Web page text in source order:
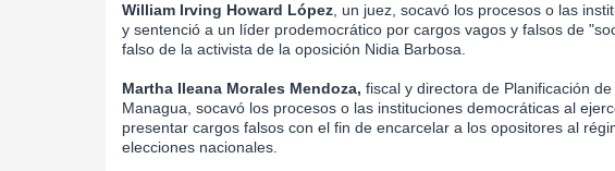
William Irving Howard López , un juez, socavó los procesos o las
y sentenció a un líder prodemocrático por cargos vagos y falsos de
falso de la activista de la oposición Nidia Barbosa.
Martha Ileana Morales Mendoza, fiscal y directora de Planificación
Managua, socavó los procesos o las instituciones democráticas al
presentar cargos falsos con el fin de encarcelar a los opositores al
elecciones nacionales.